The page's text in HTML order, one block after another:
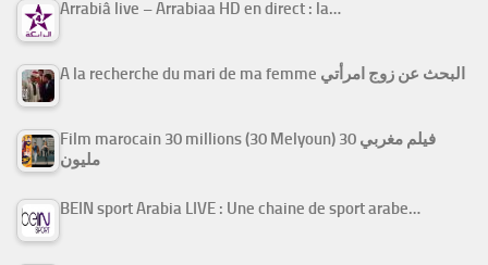
Arrabiâ live – Arrabiaa HD en direct : la…
A la recherche du mari de ma femme البحث عن زوج امرأتي
Film marocain 30 millions (30 Melyoun) فيلم مغربي 30
مليون
BEIN sport Arabia LIVE : Une chaine de sport arabe…